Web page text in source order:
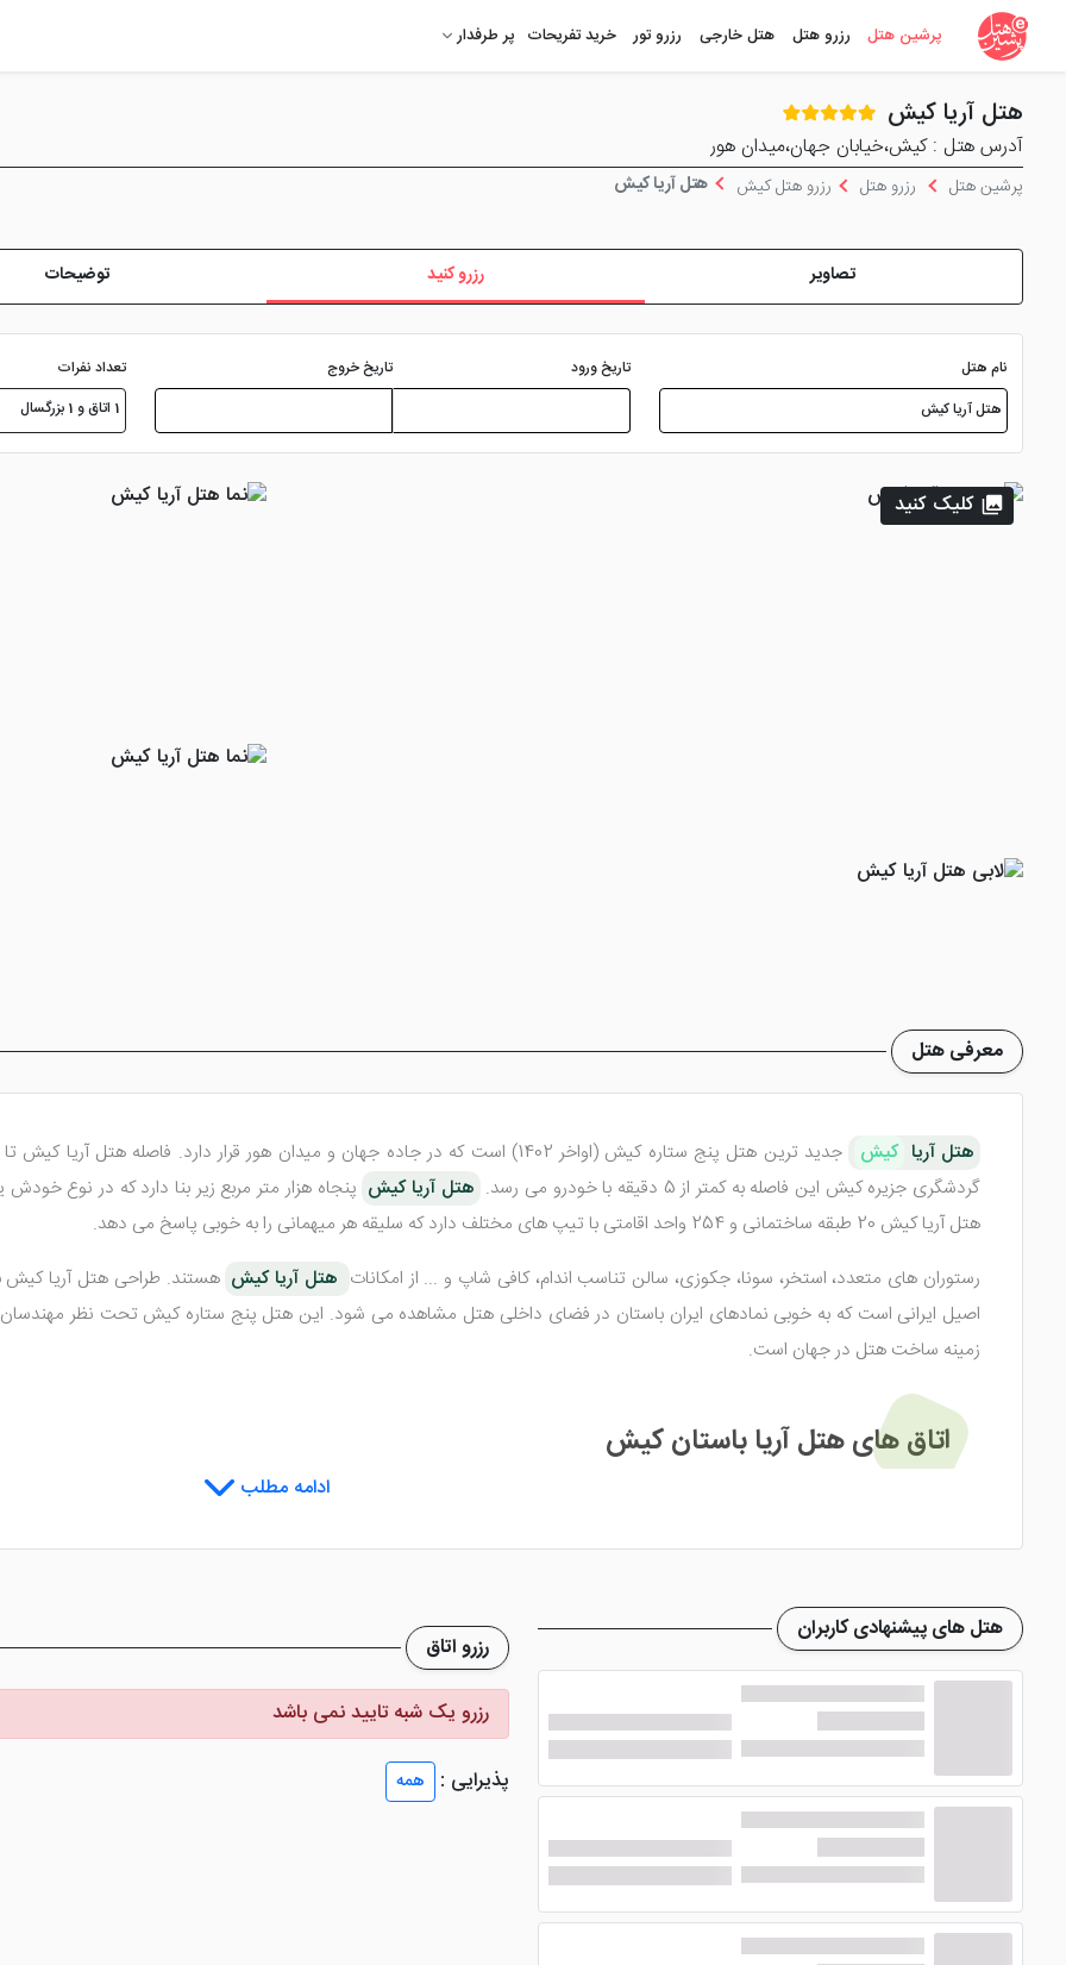
پرشین هتل رزرو هتل هتل خارجی رزرو تور خرید تفریحات پر طرفدار
هتل آریا کیش
آدرس هتل : کیش،خیابان جهان،میدان هور
پرشین هتل رزرو هتل رزرو هتل کیش هتل آریا کیش
تصاویر رزرو کنید توضیحات
نام هتل تاریخ ورود تاریخ خروج
تعداد نفرات
1 اتاق و 1 بزرگسال
کلیک کنید
معرفی هتل
هتل آریا کیش
گردشگری جزیره کیش این فاصله به کمتر از 5 دقیقه با خودرو می رسد.
هتل آریا کیش پنجاه هزار متر مربع زیر بنا دارد که در نوع
هتل آریا کیش 20 طبقه ساختمانی و 254 واحد اقامتی با تیپ های مختلف دارد که سلیقه هر میهمانی را به خوبی پاسخ می دهد.
رستوران های متعدد، استخر، سونا، جکوزی، سالن تناسب اندام، کافی شاپ و ... از امکانات هتل آریا کیش هستند. طراحی هتل آریا کیش
اصیل ایرانی است که به خوبی نمادهای ایران باستان در فضای داخلی هتل مشاهده می شود. این هتل پنج ستاره کیش تحت نظر مهندسان
زمینه ساخت هتل در جهان است.
اتاق های هتل آریا باستان کیش
لاکچری می شود. در تمامی سوئیت ها و اتاق های ذکر شده امکانات رفاهی بسیار خوبی برای میهمانان تدارک دیده شده است.
در داخل اتاق های هتل آریا باستان کیش امکاناتی نظیر حمام و سرویس بهداشتی، سشوار، تلویزیون صفحه تخت، مبل، تخت های
مطبوع، ملزومات درست کردن چای و قهوه، تلفن، بالش، پتو، کمد دیواری و ... طراحی شده است.
امکانات هتل آریا کیش
از امکانات هتل آریا کیش می توان به استخر سرپوشیده آن اشاره کرد. همچنین جکوزی و سالن ماساژ هم از دیگر امکانات هتل به شمار می
عالی به میهمانان ارائه می شود. کافی شاپ هتل نیز مکانی دنج برای سپری کردن اوقاتی آرام و نوشیدن قهوه است.
از دیگر امکانات موجود در این هتل کیش می توان به پارکینگ و اینترنت رایگان، خدمات لاندری، خدمات بیدارباش، اتاق چمدان و ...
صورت اختصاصی در داخل هتل ارائه می شود. با
ادامه مطلب
رزرو اتاق
رزرو یک شبه تایید نمی باشد
پذیرایی : همه
هتل های پیشنهادی کاربران